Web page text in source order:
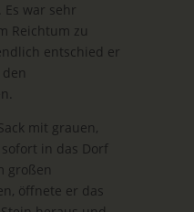
war sehr
Reichtum zu
entschied er
mit grauen,
in das Dorf
großen
öffnete er das